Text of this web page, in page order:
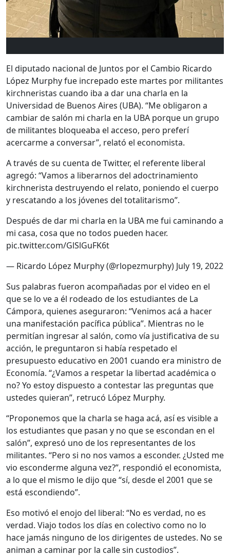
El diputado nacional de Juntos por el Cambio Ricardo
López Murphy fue increpado este martes por militantes
kirchneristas cuando iba a dar una charla en la
Universidad de Buenos Aires (UBA). “Me obligaron a
cambiar de salón mi charla en la UBA porque un grupo
de militantes bloqueaba el acceso, pero preferí
acercarme a conversar”, relató el economista.
A través de su cuenta de Twitter, el referente liberal
agregó: “Vamos a liberarnos del adoctrinamiento
kirchnerista destruyendo el relato, poniendo el cuerpo
y rescatando a los jóvenes del totalitarismo”.
Después de dar mi charla en la UBA me fui caminando a
mi casa, cosa que no todos pueden hacer.
pic.twitter.com/GlSlGuFK6t
— Ricardo López Murphy (@rlopezmurphy) July 19, 2022
Sus palabras fueron acompañadas por el video en el
que se lo ve a él rodeado de los estudiantes de La
Cámpora, quienes aseguraron: “Venimos acá a hacer
una manifestación pacífica pública”. Mientras no le
permitían ingresar al salón, como vía justificativa de su
acción, le preguntaron si había respetado el
presupuesto educativo en 2001 cuando era ministro de
Economía. “¿Vamos a respetar la libertad académica o
no? Yo estoy dispuesto a contestar las preguntas que
ustedes quieran”, retrucó López Murphy.
“Proponemos que la charla se haga acá, así es visible a
los estudiantes que pasan y no que se escondan en el
salón”, expresó uno de los representantes de los
militantes. “Pero si no nos vamos a esconder. ¿Usted me
vio esconderme alguna vez?”, respondió el economista,
a lo que el mismo le dijo que “sí, desde el 2001 que se
está escondiendo”.
Eso motivó el enojo del liberal: “No es verdad, no es
verdad. Viajo todos los días en colectivo como no lo
hace jamás ninguno de los dirigentes de ustedes. No se
animan a caminar por la calle sin custodios”.